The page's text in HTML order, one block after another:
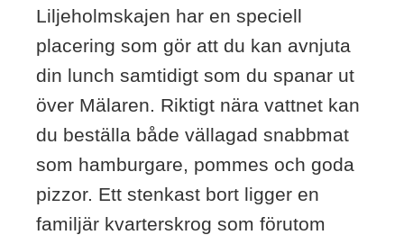
Liljeholmskajen har en speciell
placering som gör att du kan avnjuta
din lunch samtidigt som du spanar ut
över Mälaren. Riktigt nära vattnet kan
du beställa både vällagad snabbmat
som hamburgare, pommes och goda
pizzor. Ett stenkast bort ligger en
familjär kvarterskrog som förutom